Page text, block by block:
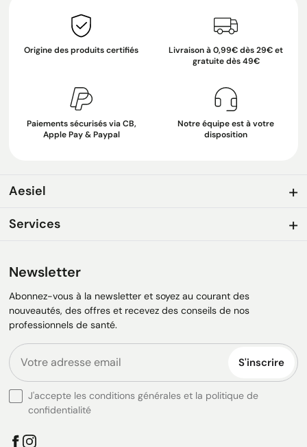
Origine des produits certifiés
Livraison à 0,99€ dès 29€ et
gratuite dès 49€
Paiements sécurisés via CB,
Apple Pay & Paypal
Notre équipe est à votre
disposition
Aesiel
Services
Newsletter
Abonnez-vous à la newsletter et soyez au courant des
nouveautés, des offres et recevez des conseils de nos
professionnels de santé.
S'inscrire
J'accepte les conditions générales et la politique de
confidentialité